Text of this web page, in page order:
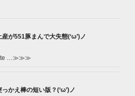
産が551豚まんで大失態(‘ω’)ノ
… ≫≫≫
かえ棒の短い版？(‘ω’)ノ